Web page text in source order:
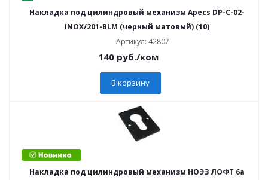
Накладка под цилиндровый механизм Apecs DP-C-02-
INOX/201-BLM (черный матовый) (10)
Артикул: 42807
140руб./ком
В корзину
Накладка под цилиндровый механизм НОЭЗ ЛОФТ 6а